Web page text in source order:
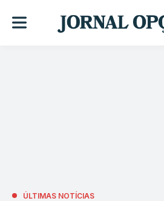
ÚLTIMAS NOTÍCIAS